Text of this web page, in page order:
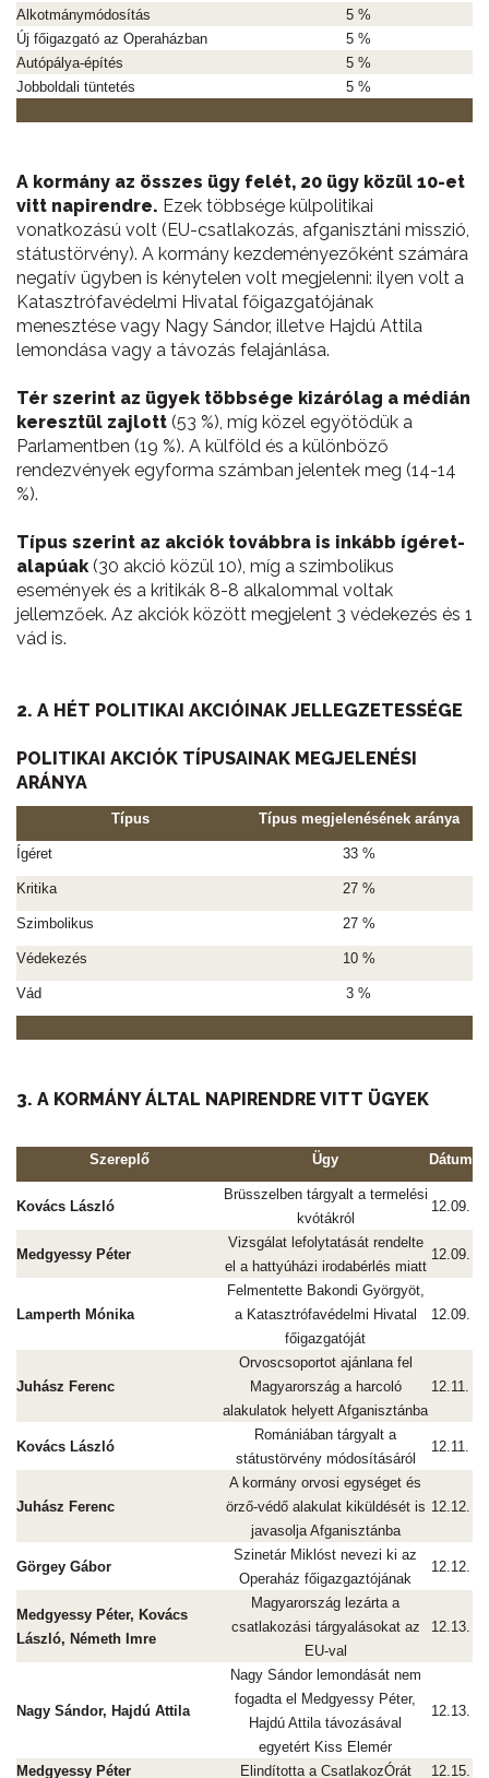
Alkotmánymódosítás
5 %
Új főigazgató az Operaházban
5 %
Autópálya-építés
5 %
Jobboldali tüntetés
5 %
A kormány az összes ügy felét, 20 ügy közül 10-et
vitt napirendre. Ezek többsége külpolitikai
vonatkozású volt (EU-csatlakozás, afganisztáni misszió,
státustörvény). A kormány kezdeményezőként számára
negatív ügyben is kénytelen volt megjelenni: ilyen volt a
Katasztrófavédelmi Hivatal főigazgatójának
menesztése vagy Nagy Sándor, illetve Hajdú Attila
lemondása vagy a távozás felajánlása.
Tér szerint az ügyek többsége kizárólag a médián
keresztül zajlott (53 %), míg közel egyötödük a
Parlamentben (19 %). A külföld és a különböző
rendezvények egyforma számban jelentek meg (14-14
%).
Típus szerint az akciók továbbra is inkább ígéret-
alapúak(30 akció közül 10), míg a szimbolikus
események és a kritikák 8-8 alkalommal voltak
jellemzőek. Az akciók között megjelent 3 védekezés és 1
vád is.
2. A HÉT POLITIKAI AKCIÓINAK JELLEGZETESSÉGE
POLITIKAI AKCIÓK TÍPUSAINAK MEGJELENÉSI
ARÁNYA
Típus Típus megjelenésének aránya
Ígéret 33 %
Kritika 27 %
Szimbolikus 27 %
Védekezés 10 %
Vád 3 %
3. A KORMÁNY ÁLTAL NAPIRENDRE VITT ÜGYEK
Szereplő Ügy Dátum
Kovács László
Brüsszelben tárgyalt a termelési
kvótákról
12.09.
Medgyessy Péter
Vizsgálat lefolytatását rendelte
el a hattyúházi irodabérlés miatt
12.09.
Lamperth Mónika
Felmentette Bakondi Györgyöt,
a Katasztrófavédelmi Hivatal
főigazgatóját
12.09.
Juhász Ferenc
Orvoscsoportot ajánlana fel
Magyarország a harcoló
alakulatok helyett Afganisztánba
12.11.
Kovács László
Romániában tárgyalt a
státustörvény módosításáról
12.11.
Juhász Ferenc
A kormány orvosi egységet és
örző-védő alakulat kiküldését is
javasolja Afganisztánba
12.12.
Görgey Gábor
Szinetár Miklóst nevezi ki az
Operaház főigazgaztójának
12.12.
Medgyessy Péter, Kovács
László, Németh Imre
Magyarország lezárta a
csatlakozási tárgyalásokat az
EU-val
12.13.
Nagy Sándor, Hajdú Attila
Nagy Sándor lemondását nem
fogadta el Medgyessy Péter,
Hajdú Attila távozásával
egyetért Kiss Elemér
12.13.
Medgyessy Péter Elindította a CsatlakozÓrát 12.15.